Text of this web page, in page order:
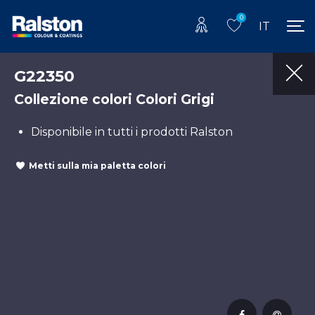
0
IT
G22350
Collezione colori Colori Grigi
Disponibile in tutti i prodotti Ralston
Metti sulla mia paletta colori